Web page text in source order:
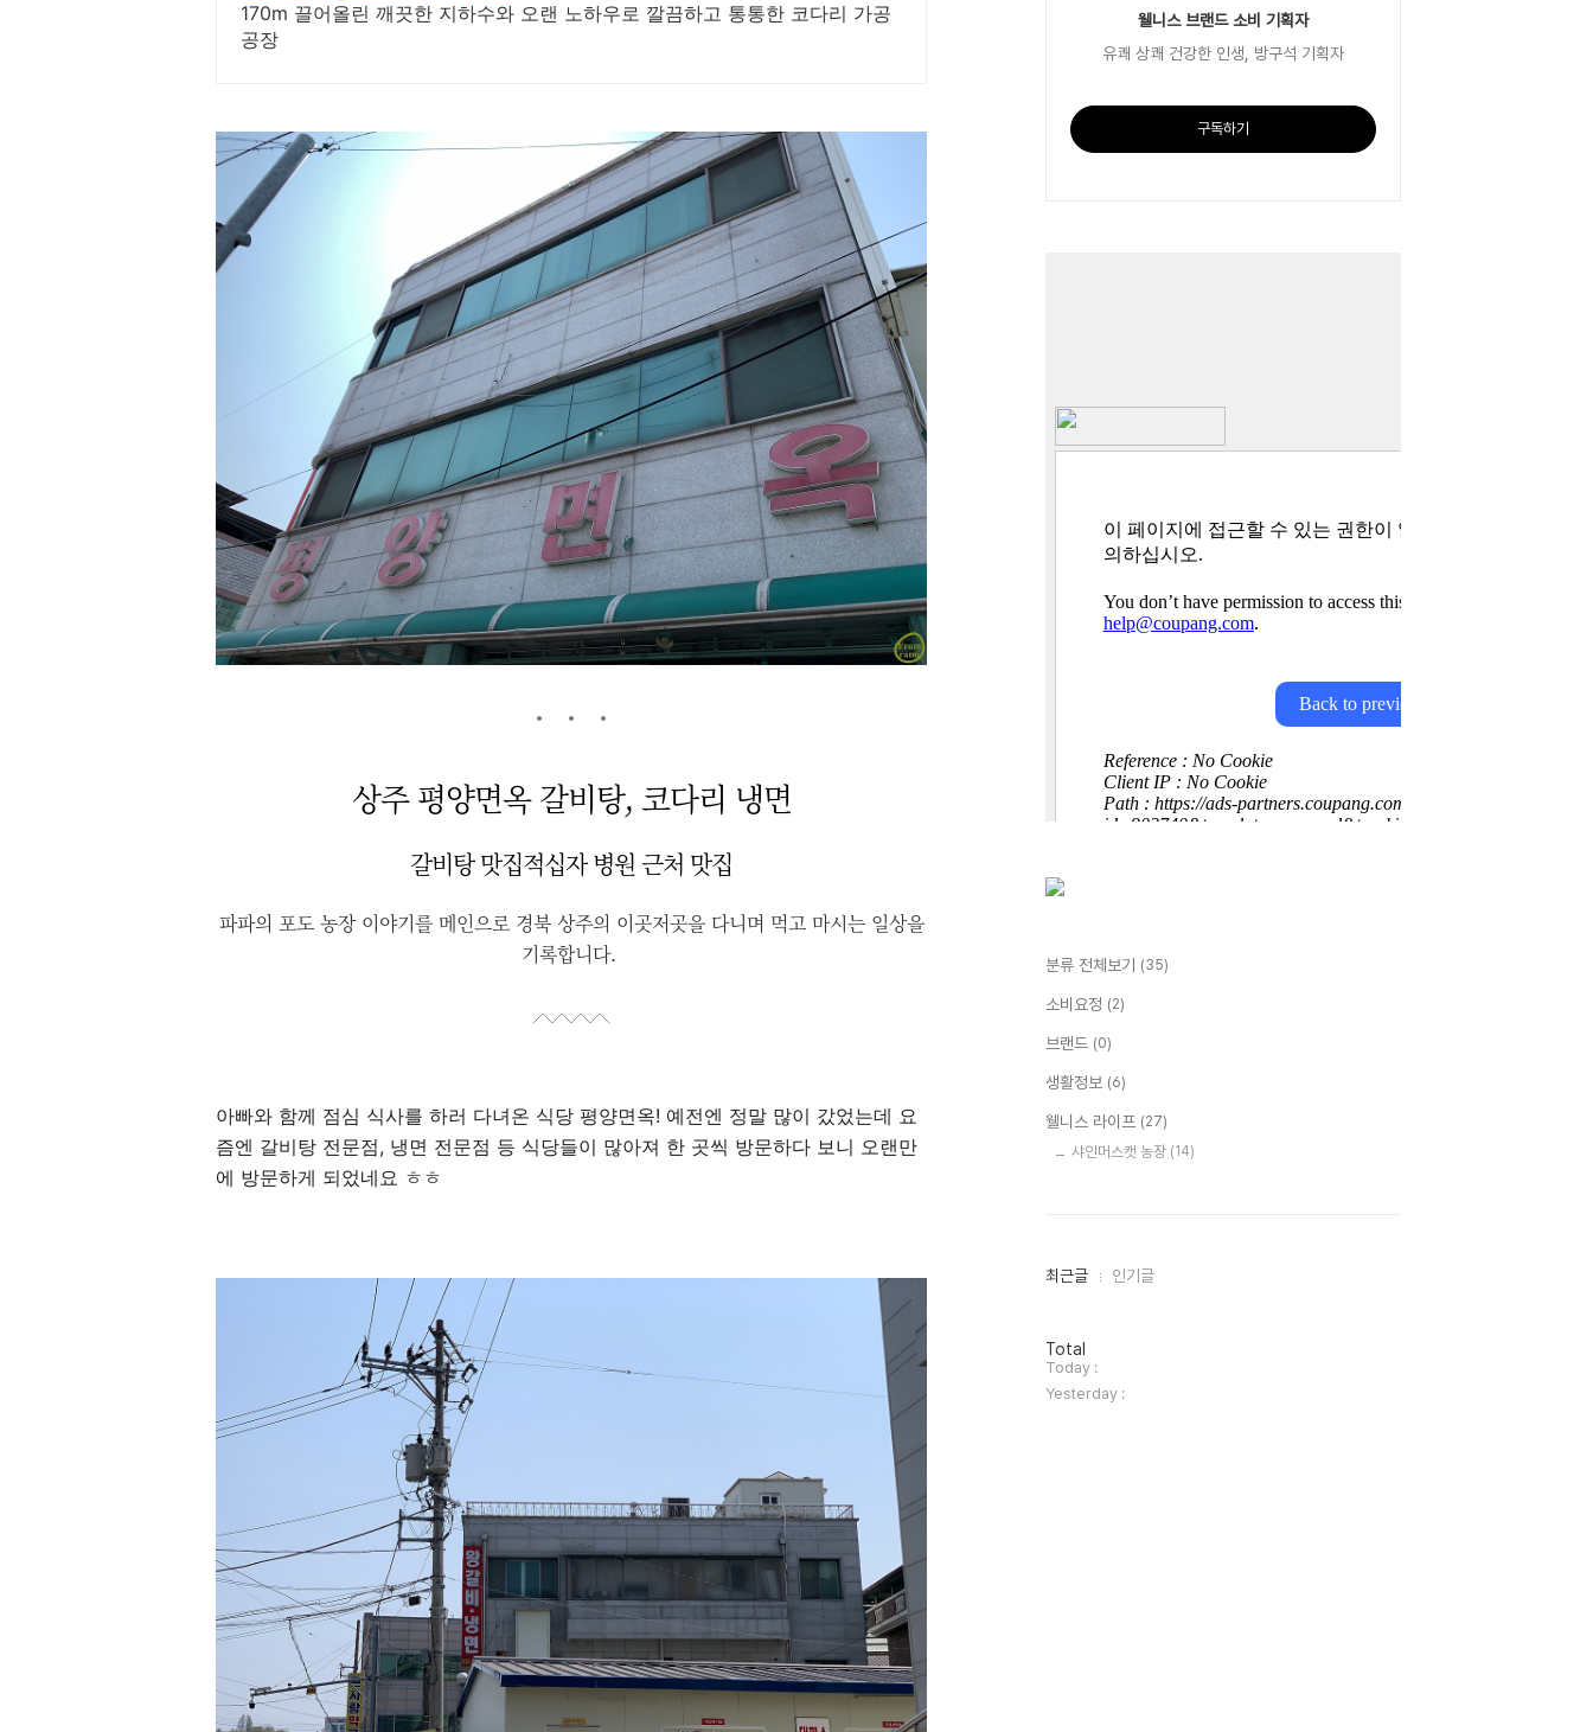
170m 끌어올린 깨끗한 지하수와 오랜 노하우로 깔끔하고 통통한 코다리 가공
공장
상주 평양면옥 갈비탕, 코다리 냉면
갈비탕 맛집적십자 병원 근처 맛집
파파의 포도 농장 이야기를 메인으로 경북 상주의 이곳저곳을 다니며 먹고 마시는 일상을
기록합니다.
아빠와 함께 점심 식사를 하러 다녀온 식당 평양면옥! 예전엔 정말 많이 갔었는데 요
즘엔 갈비탕 전문점, 냉면 전문점 등 식당들이 많아져 한 곳씩 방문하다 보니 오랜만
에 방문하게 되었네요 ㅎㅎ
웰니스 브랜드 소비 기획자
유쾌 상쾌 건강한 인생, 방구석 기획자
구독하기
분류 전체보기 (35)
소비요정 (2)
브랜드 (0)
생활정보 (6)
웰니스 라이프 (27)
샤인머스캣 농장 (14)
최
인
기
글
최근글 인기글
방
문
자
수
Total
Today :
Yesterday :